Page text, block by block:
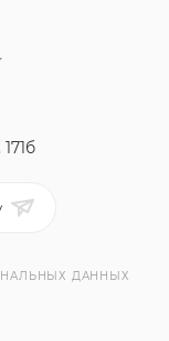
ДАННЫХ